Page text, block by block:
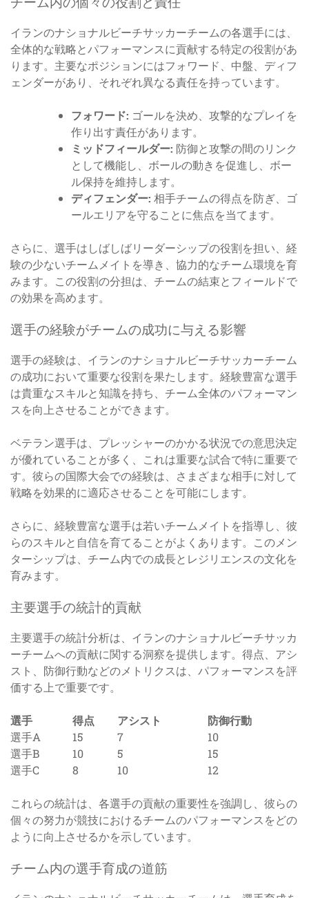
イランのナショナルビーチサッカーチームの各選手には、
全体的な戦略とパフォーマンスに貢献する特定の役割があ
ります。主要なポジションにはフォワード、中盤、ディフ
ェンダーがあり、それぞれ異なる責任を持っています。
フォワード: ゴールを決め、攻撃的なプレイを
作り出す責任があります。
ミッドフィールダー: 防御と攻撃の間のリンク
として機能し、ボールの動きを促進し、ボー
ル保持を維持します。
ディフェンダー: 相手チームの得点を防ぎ、ゴ
ールエリアを守ることに焦点を当てます。
さらに、選手はしばしばリーダーシップの役割を担い、経
験の少ないチームメイトを導き、協力的なチーム環境を育
みます。この役割の分担は、チームの結束とフィールドで
の効果を高めます。
選手の経験がチームの成功に与える影響
選手の経験は、イランのナショナルビーチサッカーチーム
の成功において重要な役割を果たします。経験豊富な選手
は貴重なスキルと知識を持ち、チーム全体のパフォーマン
スを向上させることができます。
ベテラン選手は、プレッシャーのかかる状況での意思決定
が優れていることが多く、これは重要な試合で特に重要で
す。彼らの国際大会での経験は、さまざまな相手に対して
戦略を効果的に適応させることを可能にします。
さらに、経験豊富な選手は若いチームメイトを指導し、彼
らのスキルと自信を育てることがよくあります。このメン
ターシップは、チーム内での成長とレジリエンスの文化を
育みます。
主要選手の統計的貢献
主要選手の統計分析は、イランのナショナルビーチサッカ
ーチームへの貢献に関する洞察を提供します。得点、アシ
スト、防御行動などのメトリクスは、パフォーマンスを評
価する上で重要です。
選手 得点 アシスト
防御行動
選手A
15 7
10
選手B
10 5
15
選手C
8 10 12
これらの統計は、各選手の貢献の重要性を強調し、彼らの
個々の努力が競技におけるチームのパフォーマンスをどの
ように向上させるかを示しています。
チーム内の選手育成の道筋